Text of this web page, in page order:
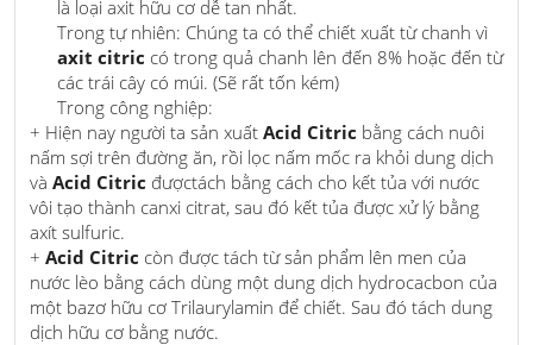
là loại axit hữu cơ dễ tan nhất.
Trong tự nhiên: Chúng ta có thể chiết xuất từ chanh vì
axit citric có trong quả chanh lên đến 8% hoặc đến từ
các trái cây có múi. (Sẽ rất tốn kém)
Trong công nghiệp:
+ Hiện nay người ta sản xuất Acid Citric bằng cách nuôi
nấm sợi trên đường ăn, rồi lọc nấm mốc ra khỏi dung dịch
và Acid Citric đượctách bằng cách cho kết tủa với nước
vôi tạo thành canxi citrat, sau đó kết tủa được xử lý bằng
axít sulfuric.
+ Acid Citric còn được tách từ sản phẩm lên men của
nước lèo bằng cách dùng một dung dịch hydrocacbon của
một bazơ hữu cơ Trilaurylamin để chiết. Sau đó tách dung
dịch hữu cơ bằng nước.